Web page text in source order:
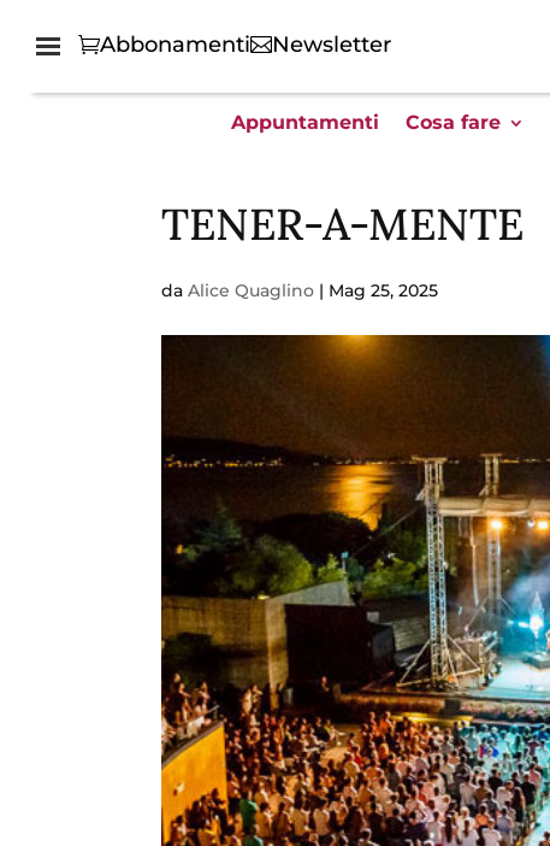
Abbonamenti Newsletter
Appuntamenti Cosa fare
TENER-A-MENTE
daAlice Quaglino | Mag 25, 2025